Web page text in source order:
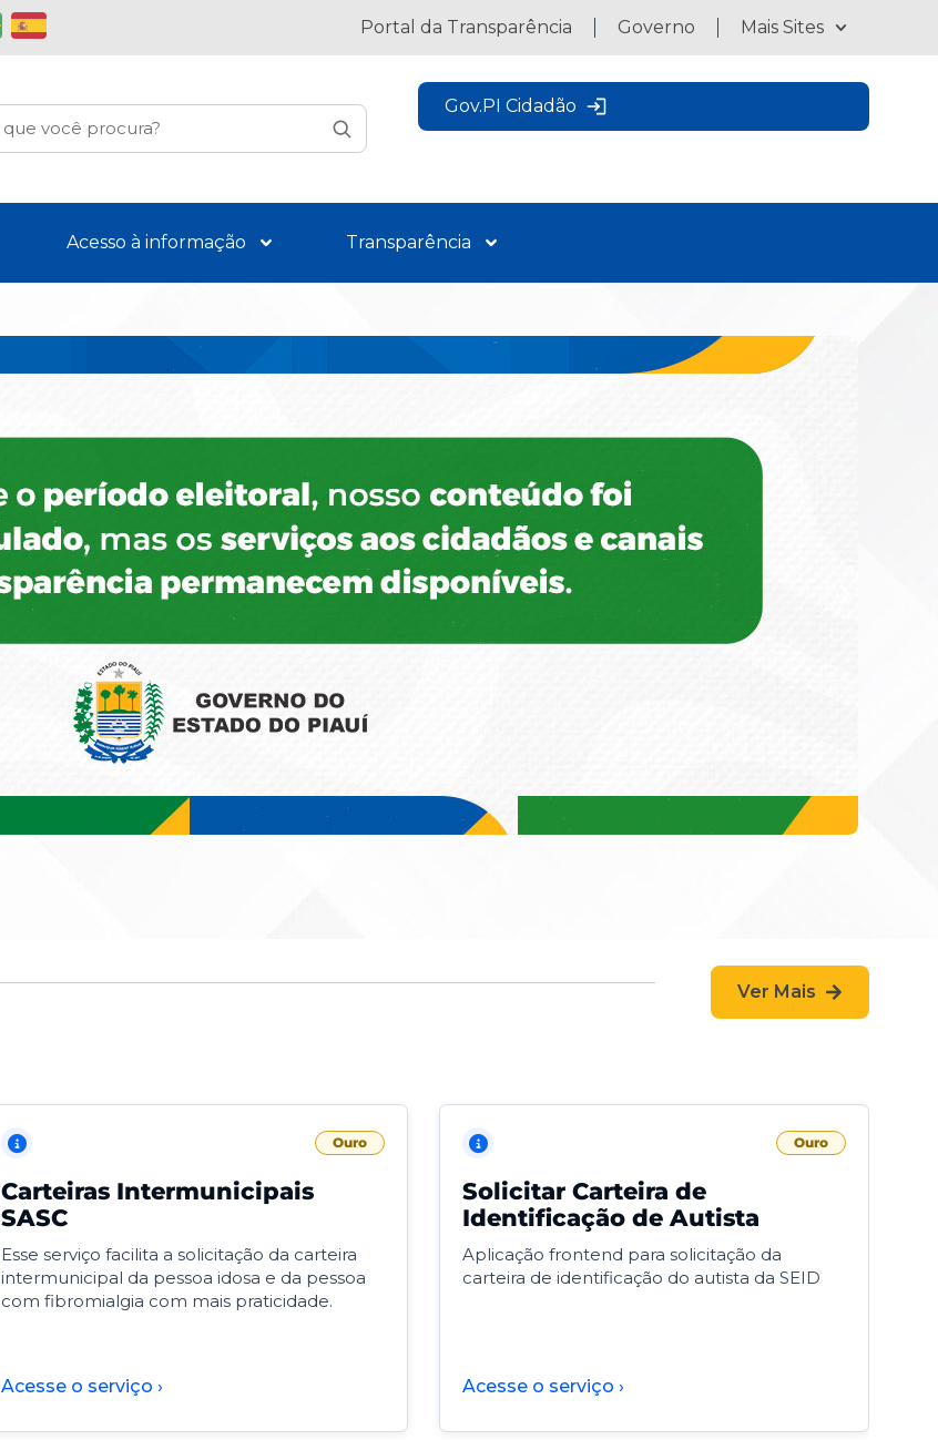
Portal da Transparência Governo Mais Sites
Gov.PI Cidadão
Acesso à informação Transparência
Ver Mais
Ouro
Carteiras Intermunicipais
SASC
Esse serviço facilita a solicitação da carteira
intermunicipal da pessoa idosa e da pessoa
com fibromialgia com mais praticidade.
Acesse o serviço ›
Ouro
Solicitar Carteira de
Identificação de Autista
Aplicação frontend para solicitação da
carteira de identificação do autista da SEID
Acesse o serviço ›